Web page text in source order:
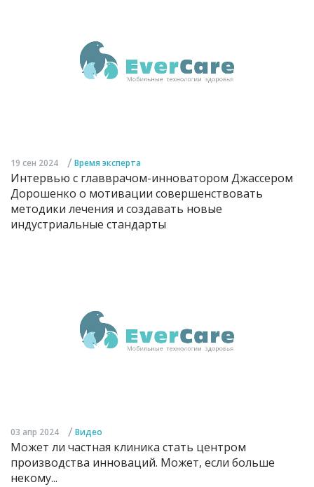
19 сен 2024 / Время эксперта
Интервью с главврачом-инноватором Джассером
Дорошенко о мотивации совершенствовать
методики лечения и создавать новые
индустриальные стандарты
03 апр 2024 / Видео
Может ли частная клиника стать центром
производства инноваций. Может, если больше
некому...